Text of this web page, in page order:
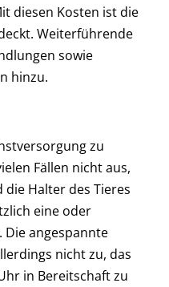
diesen Kosten ist die
Weiterführende
sowie
hinzu.
zu
Fällen nicht aus,
Halter des Tieres
eine oder
angespannte
nicht zu, das
in Bereitschaft zu